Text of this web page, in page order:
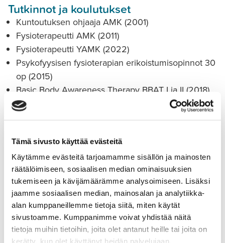
Tämä sivusto käyttää evästeitä
Käytämme evästeitä tarjoamamme sisällön ja mainosten
räätälöimiseen, sosiaalisen median ominaisuuksien
tukemiseen ja kävijämäärämme analysoimiseen. Lisäksi
jaamme sosiaalisen median, mainosalan ja analytiikka-
alan kumppaneillemme tietoja siitä, miten käytät
sivustoamme. Kumppanimme voivat yhdistää näitä
tietoja muihin tietoihin, joita olet antanut heille tai joita on
kerätty, kun olet käyttänyt heidän palvelujaan.
Tutkinnot ja koulutukset
Kuntoutuksen ohjaaja AMK (2001)
Fysioterapeutti AMK (2011)
Fysioterapeutti YAMK (2022)
Psykofyysisen fysioterapian erikoistumisopinnot 30
op (2015)
Basic Body Awareness Therapy BBAT I ja II (2018)
Tanssi-liiketerapian erikoistumisopinnot I (2022)
Resource Oriented Body Examination ROBE
Sensomotorinen psykoterapia 1-taso,
traumatyöskentely (2024)
Olen työskennellyt vuodesta 2002